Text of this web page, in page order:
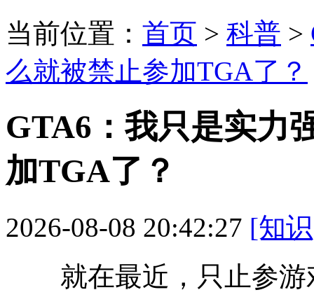
当前位置： 首页 > 科普 >
么就被禁止参加TGA了？
GTA6：我只是实力
加TGA了？
2026-08-08 20:42:27 [知
就在最近，只止参游